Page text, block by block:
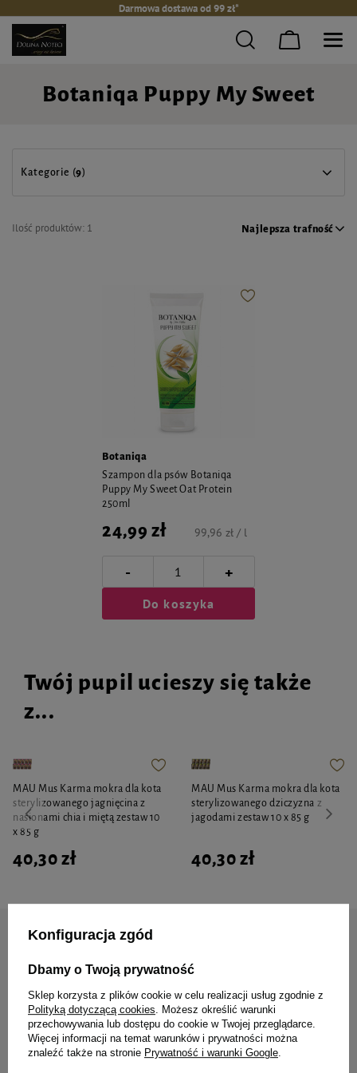
Darmowa dostawa od 99 zł*
Botaniqa Puppy My Sweet
Kategorie (9)
Ilość produktów: 1 Najlepsza trafność
Botaniqa
Szampon dla psów Botaniqa
Puppy My Sweet Oat Protein
250ml
24,99 zł 99,96 zł / l
- +
Do koszyka
Twój pupil ucieszy się także
z...
MAU Mus Karma mokra dla kota
sterylizowanego jagnięcina z
nasionami chia i miętą zestaw 10
x 85 g
40,30 zł
MAU Mus Karma mokra dla kota
sterylizowanego dziczyzna z
jagodami zestaw 10 x 85 g
40,30 zł
Zapisz się do naszego newslettera
Zyskaj 10% rabatu* na
pierwsze zamówienie
Jak masz na imię?
Konfiguracja zgód
Dbamy o Twoją prywatność
Sklep korzysta z plików cookie w celu realizacji usług zgodnie z
Polityką dotyczącą cookies . Możesz określić warunki
przechowywania lub dostępu do cookie w Twojej przeglądarce.
Więcej informacji na temat warunków i prywatności można
znaleźć także na stronie Prywatność i warunki Google